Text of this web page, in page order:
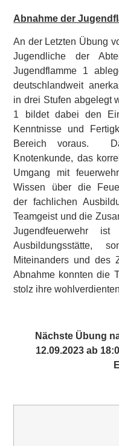
Abnahme der
An der Letzten Übung
Jugendliche der
Jugendflamme 1
deutschlandweit
in drei Stufen abgelegt
1 bildet dabei den
Kenntnisse und
Bereich voraus.
Knotenkunde, das
Umgang mit
Wissen über die
der fachlichen
Teamgeist und die
Jugendfeuerwehr
Ausbildungsstätte,
Miteinanders und des
Abnahme konnten die
stolz ihre
Nächste Übung
12.09.2023 ab